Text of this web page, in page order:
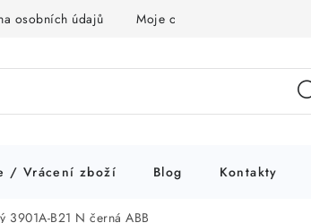
osobních údajů Moje objednávka
/ Vrácení zboží Blog Kontakty
3901A-B21 N černá ABB